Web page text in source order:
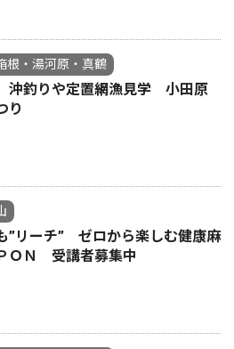
根・湯河原・真鶴
釣りや定置網漁見学 小田原
り
”リーチ” ゼロから楽しむ健康麻
ＯＮ 受講者募集中